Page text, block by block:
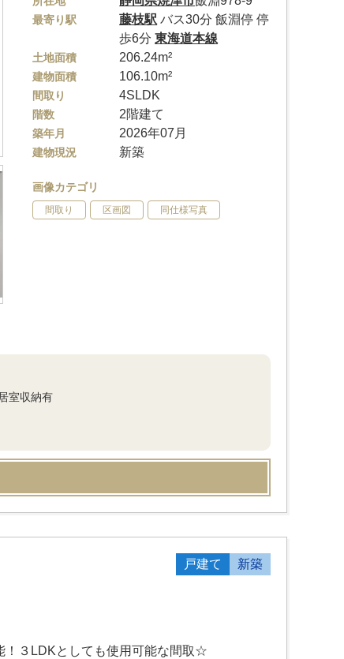
最寄り駅 藤枝駅 バス30分 飯淵停 停
歩6分東海道本線
土地面積 206.24m²
建物面積 106.10m²
間取り 4SLDK
階数 2階建て
築年月 2026年07月
建物現況 新築
画像カテゴリ
間取り 区画図 同仕様写真
室収納有
戸建て 新築
！３LDKとしても使用可能な間取☆